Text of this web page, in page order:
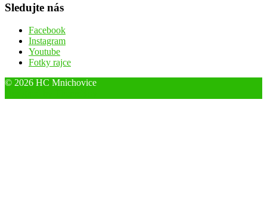
Sledujte nás
Facebook
Instagram
Youtube
Fotky rajce
© 2026 HC Mnichovice